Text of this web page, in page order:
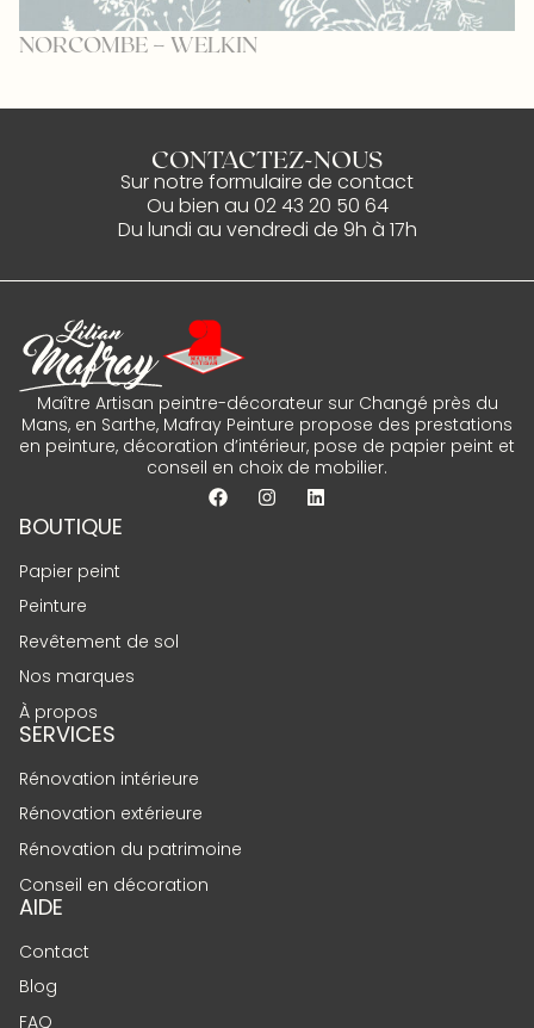
NORCOMBE – WELKIN
CONTACTEZ-NOUS
Sur notre formulaire de contact
Ou bien au 02 43 20 50 64
Du lundi au vendredi de 9h à 17h
Maître Artisan peintre-décorateur sur Changé près du
Mans, en Sarthe, Mafray Peinture propose des prestations
en peinture, décoration d’intérieur, pose de papier peint et
conseil en choix de mobilier.
BOUTIQUE
Papier peint
Peinture
Revêtement de sol
Nos marques
À propos
SERVICES
Rénovation intérieure
Rénovation extérieure
Rénovation du patrimoine
Conseil en décoration
AIDE
Contact
Blog
FAQ